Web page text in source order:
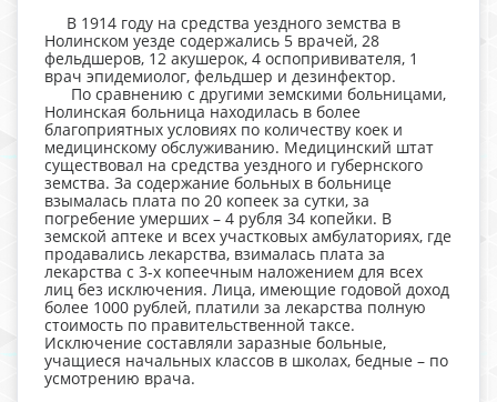
В 1914 году на средства уездного земства в
Нолинском уезде содержались 5 врачей, 28
фельдшеров, 12 акушерок, 4 оспопрививателя, 1
врач эпидемиолог, фельдшер и дезинфектор.
По сравнению с другими земскими больницами,
Нолинская больница находилась в более
благоприятных условиях по количеству коек и
медицинскому обслуживанию. Медицинский штат
существовал на средства уездного и губернского
земства. За содержание больных в больнице
взымалась плата по 20 копеек за сутки, за
погребение умерших – 4 рубля 34 копейки. В
земской аптеке и всех участковых амбулаториях, где
продавались лекарства, взималась плата за
лекарства с 3-х копеечным наложением для всех
лиц без исключения. Лица, имеющие годовой доход
более 1000 рублей, платили за лекарства полную
стоимость по правительственной таксе.
Исключение составляли заразные больные,
учащиеся начальных классов в школах, бедные – по
усмотрению врача.